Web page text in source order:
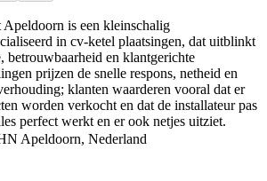
is een kleinschalig
in cv-ketel plaatsingen, dat uitblinkt
betrouwbaarheid en klantgerichte
prijzen de snelle respons, netheid en
klanten waarderen vooral dat er
worden verkocht en dat de installateur pas
perfect werkt en er ook netjes uitziet.
Apeldoorn, Nederland